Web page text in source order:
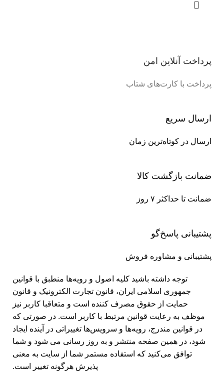
پرداخت آنلاین امن
پرداخت با کارت‌های شتاب
ارسال سریع
ارسال در کوتاه‌ترین زمان
ضمانت بازگشت کالا
ضمانت تا حداکثر ۷ روز
پشتیبانی پاسخ‌گو
پشتیبانی و مشاوره فروش
توجه داشته باشید کلیه اصول و رویه‏‌ها منطبق با قوانین
جمهوری اسلامی ایران، قانون تجارت الکترونیک و قانون
حمایت از حقوق مصرف کننده است و متعاقبا کاربر نیز
موظف به رعایت قوانین مرتبط با کاربر است. در صورتی که
در قوانین مندرج، رویه‏‌ها و سرویس‏‌ها تغییراتی در آینده ایجاد
شود، در همین صفحه منتشر و به روز رسانی می شود و شما
توافق می‏‌کنید که استفاده مستمر شما از سایت به معنی
پذیرش هرگونه تغییر است.